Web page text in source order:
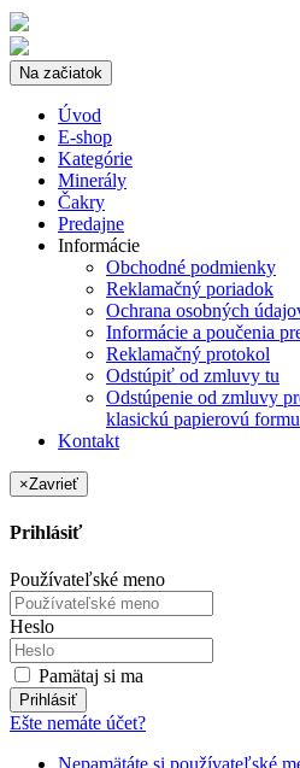
Na začiatok
Úvod
E-shop
Kategórie
Minerály
Čakry
Predajne
Informácie
Obchodné podmienky
Reklamačný poriadok
Ochrana osobných
Informácie a poučenia
Reklamačný protokol
Odstúpiť od zmluvy tu
Odstúpenie od zmluvy
klasickú papierovú formu
Kontakt
×Zavrieť
Prihlásiť
Používateľské meno
Heslo
Pamätaj si ma
Prihlásiť
Ešte nemáte účet?
Nepamätáte si používateľské